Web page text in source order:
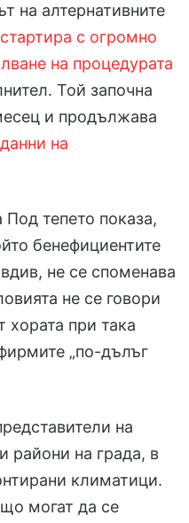
на алтернативните
стартира с огромно
на процедурата
Той започна
и продължава
на
тепето показа,
бенефициентите
не се споменава
не се говори
хората при така
„по-дълъг
на
райони на града, в
климатици.
могат да се